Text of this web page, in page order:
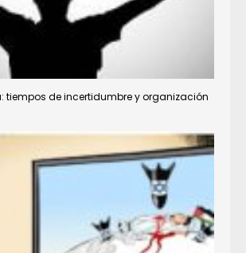
tiempos de incertidumbre y organización